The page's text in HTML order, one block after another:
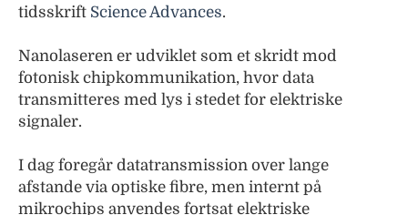
tidsskrift Science Advances.
Nanolaseren er udviklet som et skridt mod
fotonisk chipkommunikation, hvor data
transmitteres med lys i stedet for elektriske
signaler.
I dag foregår datatransmission over lange
afstande via optiske fibre, men internt på
mikrochips anvendes fortsat elektriske